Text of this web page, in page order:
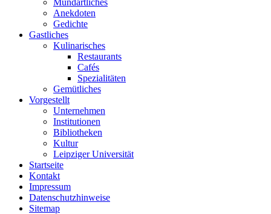
Anekdoten
Gedichte
Gastliches
Kulinarisches
Restaurants
Cafés
Spezialitäten
Gemütliches
Vorgestellt
Unternehmen
Institutionen
Bibliotheken
Kultur
Leipziger Universität
Startseite
Kontakt
Impressum
Datenschutzhinweise
Sitemap